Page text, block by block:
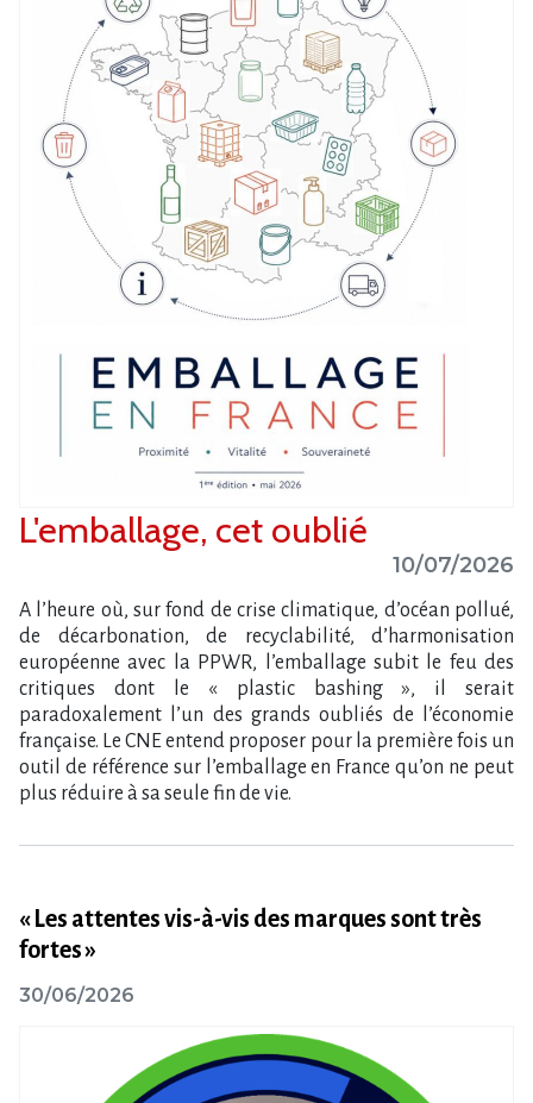
L'emballage, cet oublié
10/07/2026
A l’heure où, sur fond de crise climatique, d’océan pollué,
de décarbonation, de recyclabilité, d’harmonisation
européenne avec la PPWR, l’emballage subit le feu des
critiques dont le « plastic bashing », il serait
paradoxalement l’un des grands oubliés de l’économie
française. Le CNE entend proposer pour la première fois un
outil de référence sur l’emballage en France qu’on ne peut
plus réduire à sa seule fin de vie.
« Les attentes vis-à-vis des marques sont très
fortes »
30/06/2026